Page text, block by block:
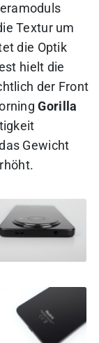
Textur um
die Optik
hielt die
der Front
Gorilla
Gewicht